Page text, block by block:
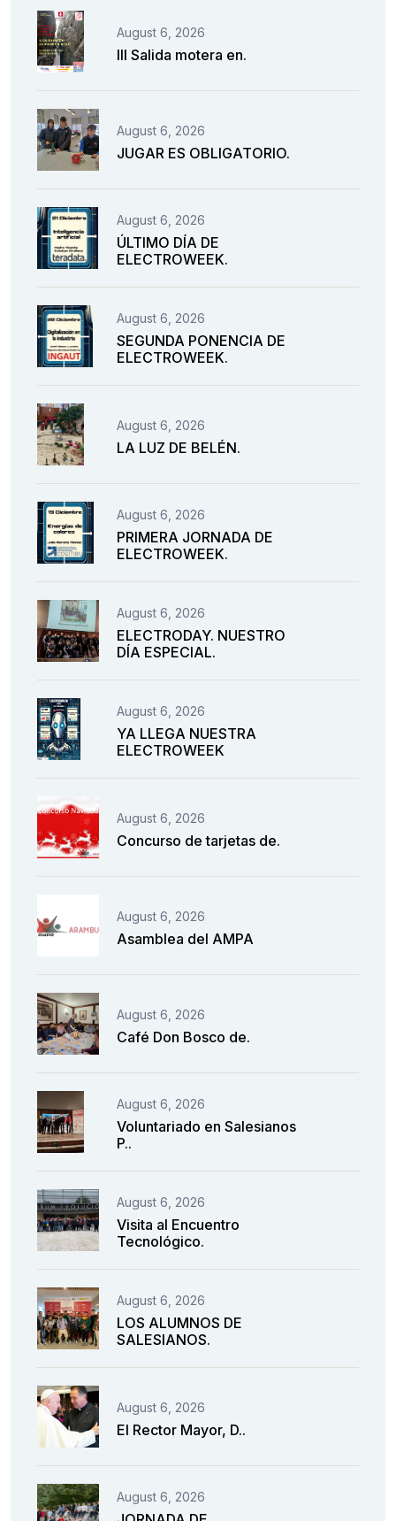
August 6, 2026
III Salida motera en.
August 6, 2026
JUGAR ES OBLIGATORIO.
August 6, 2026
ÚLTIMO DÍA DE
ELECTROWEEK.
August 6, 2026
SEGUNDA PONENCIA DE
ELECTROWEEK.
August 6, 2026
LA LUZ DE BELÉN.
August 6, 2026
PRIMERA JORNADA DE
ELECTROWEEK.
August 6, 2026
ELECTRODAY. NUESTRO
DÍA ESPECIAL.
August 6, 2026
YA LLEGA NUESTRA
ELECTROWEEK
August 6, 2026
Concurso de tarjetas de.
August 6, 2026
Asamblea del AMPA
August 6, 2026
Café Don Bosco de.
August 6, 2026
Voluntariado en Salesianos
P..
August 6, 2026
Visita al Encuentro
Tecnológico.
August 6, 2026
LOS ALUMNOS DE
SALESIANOS.
August 6, 2026
El Rector Mayor, D..
August 6, 2026